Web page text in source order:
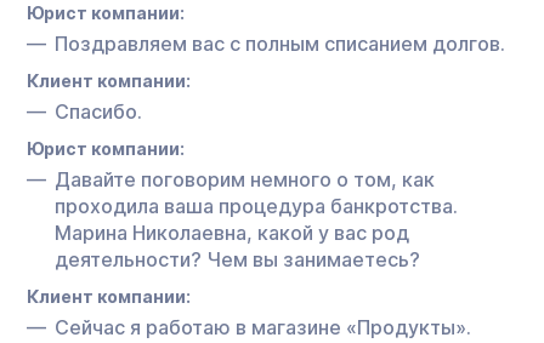
Юрист компании:
Поздравляем вас с полным списанием долгов.
Клиент компании:
Спасибо.
Юрист компании:
Давайте поговорим немного о том, как
проходила ваша процедура банкротства.
Марина Николаевна, какой у вас род
деятельности? Чем вы занимаетесь?
Клиент компании:
Сейчас я работаю в магазине «Продукты».